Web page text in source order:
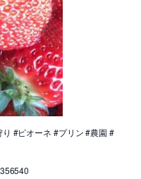
#ピオーネ #プリン #農園 #